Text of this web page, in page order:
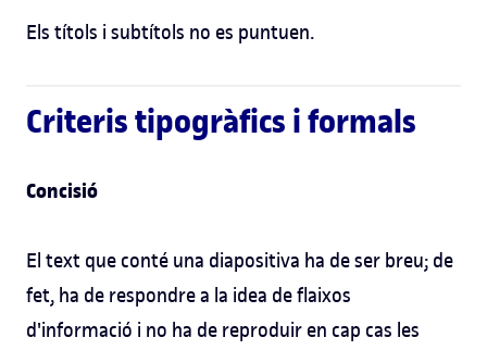
Els títols i subtítols no es puntuen.
Criteris tipogràfics i formals
Concisió
El text que conté una diapositiva ha de ser breu; de
fet, ha de respondre a la idea de flaixos
d'informació i no ha de reproduir en cap cas les